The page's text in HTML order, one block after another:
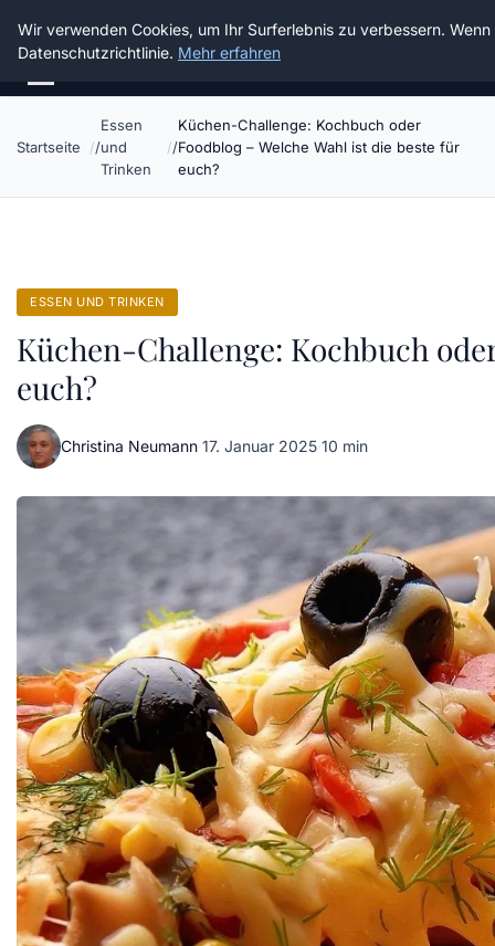
Die Schnitter
Startseite
Essen
und
Trinken
Küchen-Challenge: Kochbuch oder
Foodblog – Welche Wahl ist die beste für
euch?
ESSEN UND TRINKEN
Küchen-Challenge: Kochbuch
euch?
Christina Neumann·17. Januar 2025·10 min
Wir verwenden Cookies, um Ihr Surferlebnis zu verbessern.
Datenschutzrichtlinie. Mehr erfahren